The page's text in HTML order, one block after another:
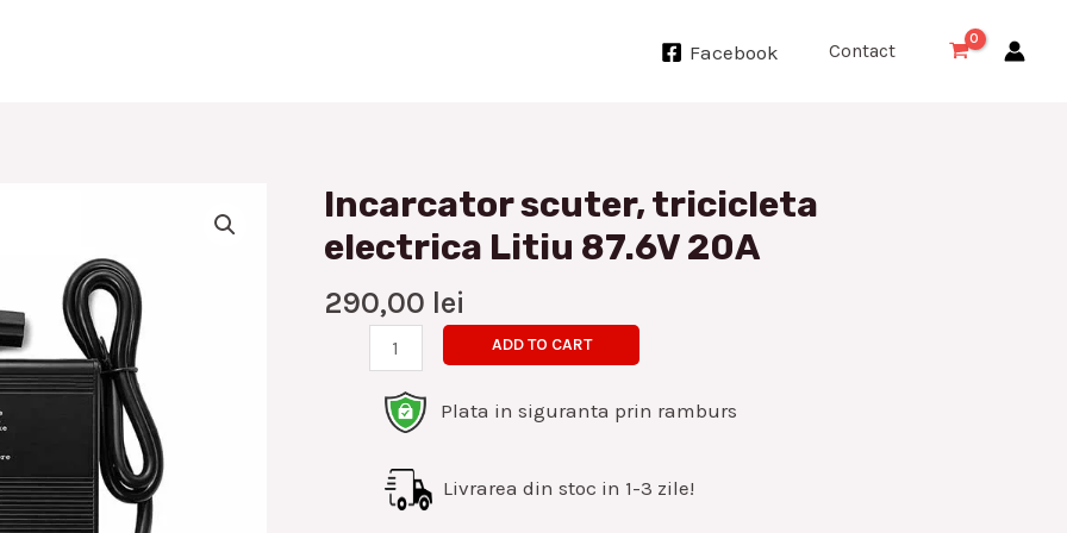
Facebook Contact
Incarcator scuter, tricicleta
electrica Litiu 87.6V 20A
290,00 lei
Incarcator
scuter,
tricicleta
electrica
quantity
ADD TO CART
Plata in siguranta prin ramburs
Livrarea din stoc in 1-3 zile!